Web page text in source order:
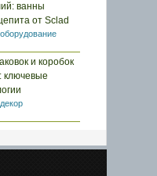
ванны
от Sclad
и коробок
ключевые